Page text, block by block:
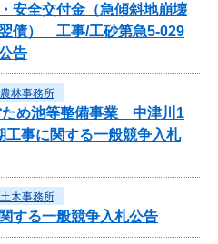
安全交付金（急傾斜地崩壊
債） 工事/工砂第急5-029
告
林事務所
ため池等整備事業 中津川1
事に関する一般競争入札
木事務所
する一般競争入札公告